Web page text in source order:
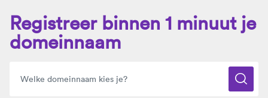
Registreer binnen 1 minuut je
domeinnaam